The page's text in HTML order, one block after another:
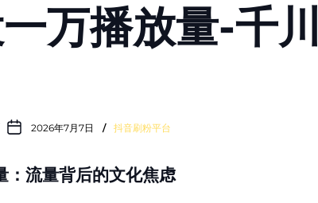
万播放量-千
2026年7月7日 抖音刷粉平台
：流量背后的文化焦虑